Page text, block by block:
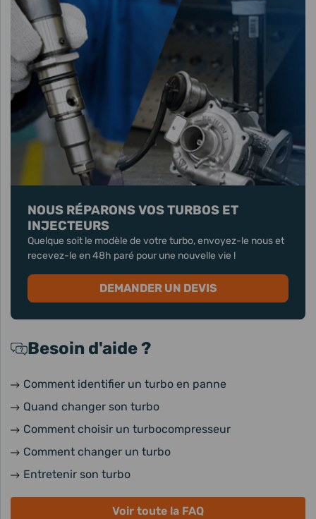
NOUS RÉPARONS VOS TURBOS ET
INJECTEURS
Quelque soit le modèle de votre turbo, envoyez-le nous et
recevez-le en 48h paré pour une nouvelle vie !
DEMANDER UN DEVIS
Besoin d'aide ?
Comment identifier un turbo en panne
Quand changer son turbo
Comment choisir un turbocompresseur
Comment changer un turbo
Entretenir son turbo
Voir toute la FAQ